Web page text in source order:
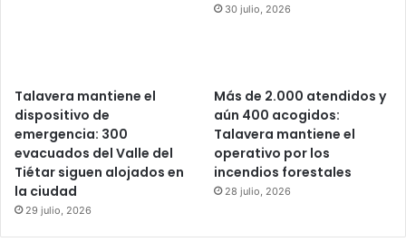
30 julio, 2026
Talavera mantiene el
dispositivo de
emergencia: 300
evacuados del Valle del
Tiétar siguen alojados en
la ciudad
29 julio, 2026
Más de 2.000 atendidos y
aún 400 acogidos:
Talavera mantiene el
operativo por los
incendios forestales
28 julio, 2026